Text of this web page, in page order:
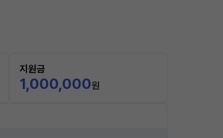
지원금
1,000,000원